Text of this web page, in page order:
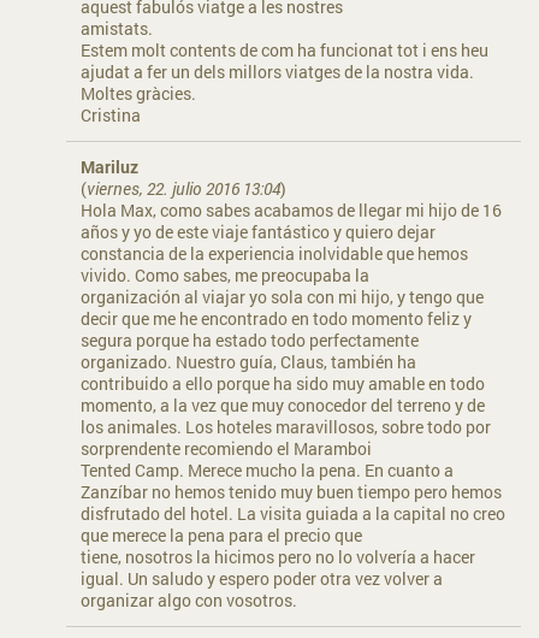
aquest fabulós viatge a les nostres
amistats.
Estem molt contents de com ha funcionat tot i ens heu
ajudat a fer un dels millors viatges de la nostra vida.
Moltes gràcies.
Cristina
Mariluz
(viernes, 22. julio 2016 13:04)
Hola Max, como sabes acabamos de llegar mi hijo de 16
años y yo de este viaje fantástico y quiero dejar
constancia de la experiencia inolvidable que hemos
vivido. Como sabes, me preocupaba la
organización al viajar yo sola con mi hijo, y tengo que
decir que me he encontrado en todo momento feliz y
segura porque ha estado todo perfectamente
organizado. Nuestro guía, Claus, también ha
contribuido a ello porque ha sido muy amable en todo
momento, a la vez que muy conocedor del terreno y de
los animales. Los hoteles maravillosos, sobre todo por
sorprendente recomiendo el Maramboi
Tented Camp. Merece mucho la pena. En cuanto a
Zanzíbar no hemos tenido muy buen tiempo pero hemos
disfrutado del hotel. La visita guiada a la capital no creo
que merece la pena para el precio que
tiene, nosotros la hicimos pero no lo volvería a hacer
igual. Un saludo y espero poder otra vez volver a
organizar algo con vosotros.